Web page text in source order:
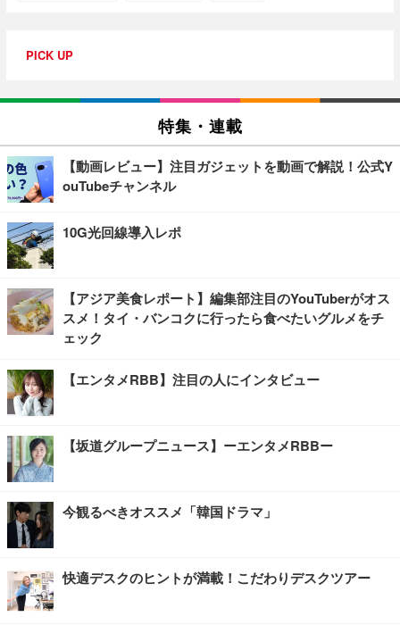
PICK UP
特集・連載
【動画レビュー】注目ガジェットを動画で解説！公式Y
ouTubeチャンネル
10G光回線導入レポ
【アジア美食レポート】編集部注目のYouTuberがオス
スメ！タイ・バンコクに行ったら食べたいグルメをチ
ェック
【エンタメRBB】注目の人にインタビュー
【坂道グループニュース】ーエンタメRBBー
今観るべきオススメ「韓国ドラマ」
快適デスクのヒントが満載！こだわりデスクツアー